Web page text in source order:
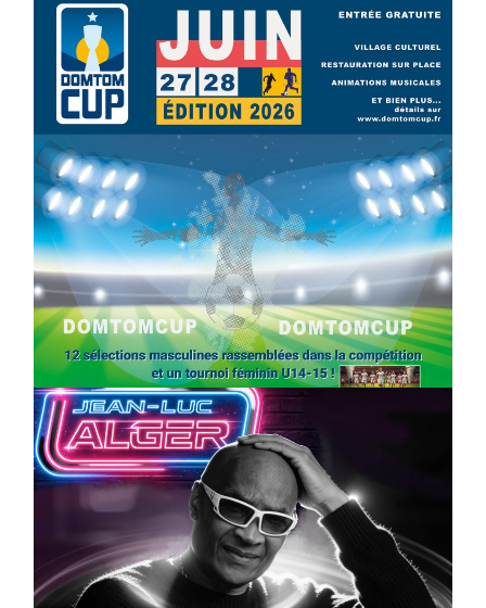
SPORT COMPÉTITIONS FOOTBALL JEUNESSE & SPORTS
Foot : la DTC 2026 approche
On03/04/2026byWebmaster2Risi